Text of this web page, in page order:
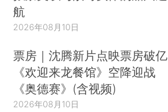
航
2026年08月10日
票房｜沈腾新片点映票房破亿
《欢迎来龙餐馆》空降迎战
《奥德赛》(含视频)
2026年08月10日